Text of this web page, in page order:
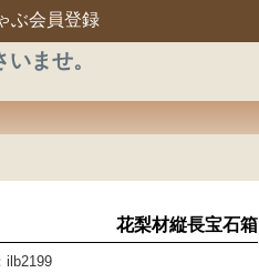
ぶ会員登録
ませ。
花梨材縦長宝石箱
ilb2199